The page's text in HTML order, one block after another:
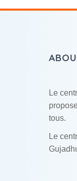
Le
tous.
Le